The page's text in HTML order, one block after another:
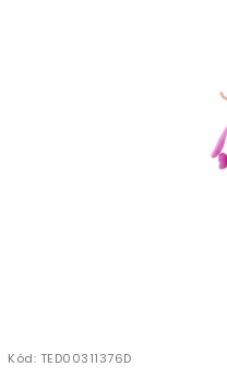
Kód: TED00311376D